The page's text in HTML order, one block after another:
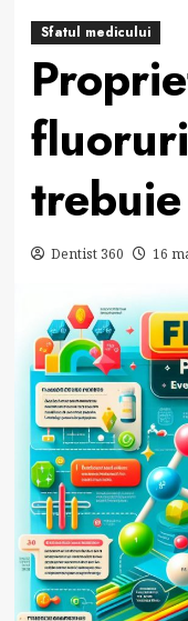
Sfatul medicului
Dentist 360 16